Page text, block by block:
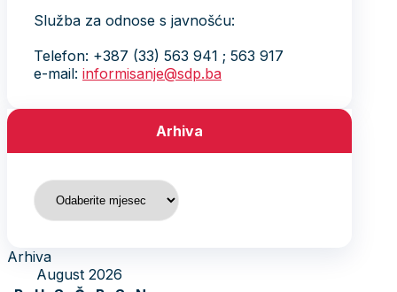
Služba za odnose s javnošću:
Telefon: +387 (33) 563 941 ; 563 917
e-mail: informisanje@sdp.ba
Arhiva
Arhiva
Arhiva
August 2026